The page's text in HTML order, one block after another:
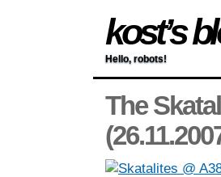
kost’s
Hello, robots!
The